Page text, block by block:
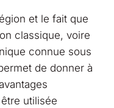
et le fait que
classique, voire
connue sous
de donner à
utilisée